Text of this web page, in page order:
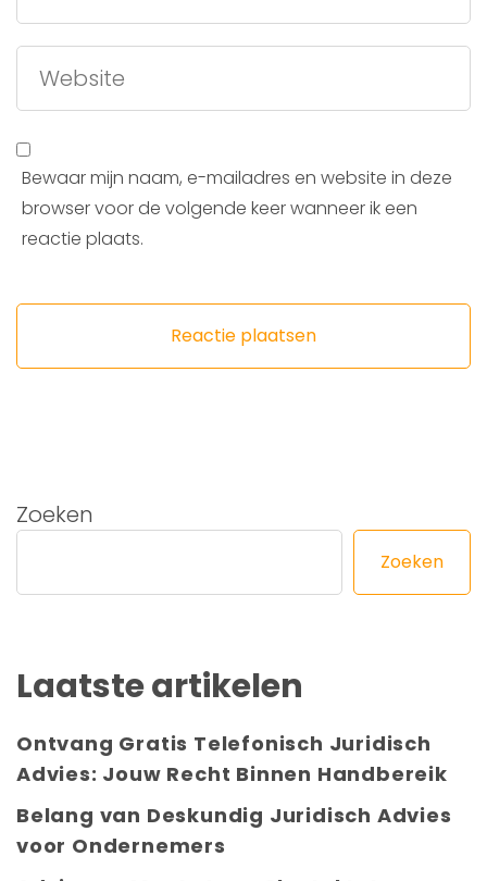
Bewaar mijn naam, e-mailadres en website in deze
browser voor de volgende keer wanneer ik een
reactie plaats.
Zoeken
Zoeken
Laatste artikelen
Ontvang Gratis Telefonisch Juridisch
Advies: Jouw Recht Binnen Handbereik
Belang van Deskundig Juridisch Advies
voor Ondernemers